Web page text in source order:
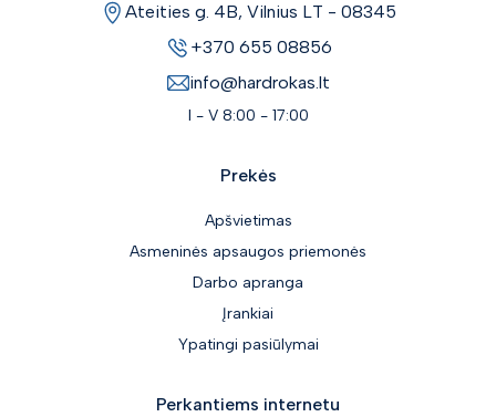
Ateities g. 4B, Vilnius LT - 08345
+370 655 08856
info@hardrokas.lt
I - V 8:00 - 17:00
Prekės
Apšvietimas
Asmeninės apsaugos priemonės
Darbo apranga
Įrankiai
Ypatingi pasiūlymai
Perkantiems internetu